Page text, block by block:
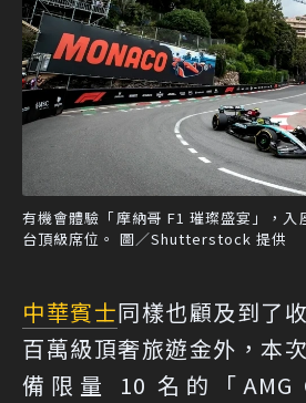
有機會體驗「摩納哥 F1 璀璨盛宴」，
台頂級席位。 圖／Shutterstock 提供
中華賓士同樣也顧及到了
百萬級頂奢旅遊金外，本
備限量 10 名的「AMG